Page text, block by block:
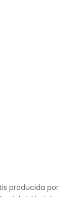
producida por